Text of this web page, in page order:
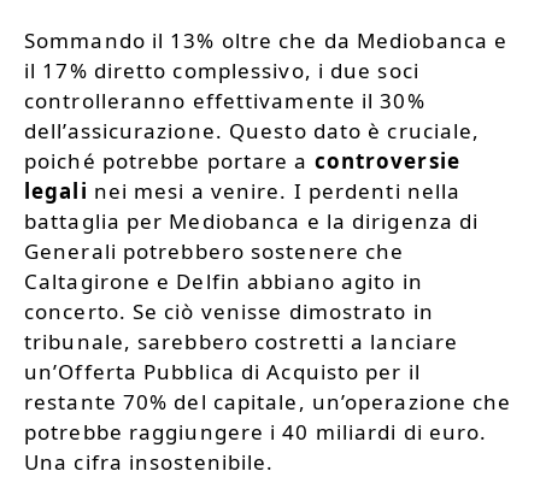
Sommando il 13% oltre che da Mediobanca e
il 17% diretto complessivo, i due soci
controlleranno effettivamente il 30%
dell’assicurazione. Questo dato è cruciale,
poiché potrebbe portare a controversie
legali nei mesi a venire. I perdenti nella
battaglia per Mediobanca e la dirigenza di
Generali potrebbero sostenere che
Caltagirone e Delfin abbiano agito in
concerto. Se ciò venisse dimostrato in
tribunale, sarebbero costretti a lanciare
un’Offerta Pubblica di Acquisto per il
restante 70% del capitale, un’operazione che
potrebbe raggiungere i 40 miliardi di euro.
Una cifra insostenibile.